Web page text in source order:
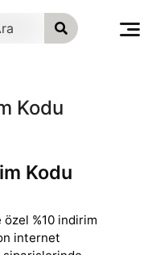
Kodu
Kodu
özel %10 indirim
internet